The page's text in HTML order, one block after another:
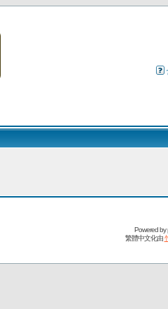
Powered by
繁體中文化由